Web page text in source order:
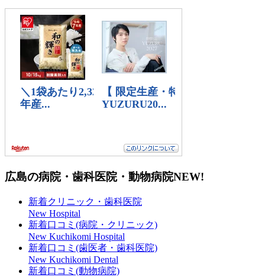
広島の病院・歯科医院・動物病院NEW!
新着クリニック・歯科医院
New Hospital
新着口コミ(病院・クリニック)
New Kuchikomi Hospital
新着口コミ(歯医者・歯科医院)
New Kuchikomi Dental
新着口コミ(動物病院)